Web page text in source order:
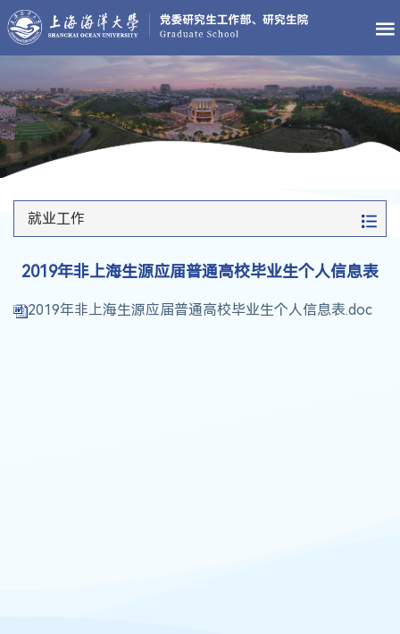
就业工作
2019年非上海生源应届普通高校毕业生个人信息表
2019年非上海生源应届普通高校毕业生个人信息表.doc